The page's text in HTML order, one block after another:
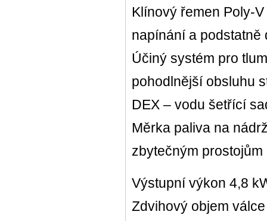
Klínový řemen Poly-
napínání a
Účiný systém pro
pohodlnější obsluhu
DEX – vodu šetřící
Měrka paliva na
zbytečným prostojům
Výstupní výkon 4,8
Zdvihový objem válce